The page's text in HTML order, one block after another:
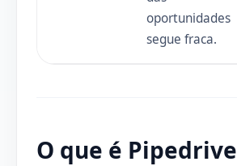
oportunidades
segue fraca.
O que é Pipedrive